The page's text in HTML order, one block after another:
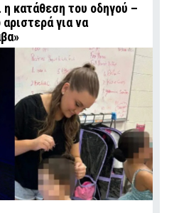
η κατάθεση του οδηγού –
για να